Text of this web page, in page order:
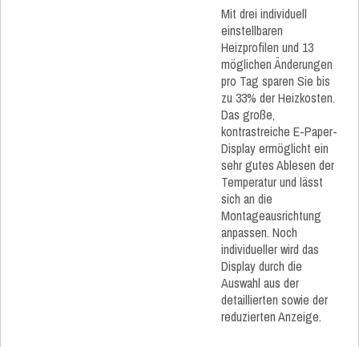
Mit drei individuell
einstellbaren
Heizprofilen und 13
möglichen Änderungen
pro Tag sparen Sie bis
zu 33% der Heizkosten.
Das große,
kontrastreiche E-Paper-
Display ermöglicht ein
sehr gutes Ablesen der
Temperatur und lässt
sich an die
Montageausrichtung
anpassen. Noch
individueller wird das
Display durch die
Auswahl aus der
detaillierten sowie der
reduzierten Anzeige.